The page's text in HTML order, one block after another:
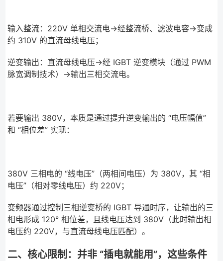
输入整流：220V 单相交流电→经整流桥、滤波电容→变成
约 310V 的直流母线电压；
逆变输出：直流母线电压→经 IGBT 逆变模块（通过 PWM
脉宽调制技术）→输出三相交流电。
若要输出 380V，本质是通过提升逆变输出的 “电压幅值”
和 “相位差” 实现：
380V 三相电的 “线电压”（两相间电压）为 380V，其 “相
电压”（相对零线电压）约 220V；
变频器通过控制三相逆变桥的 IGBT 导通时序，让输出的三
相电形成 120° 相位差，且线电压达到 380V（此时输出相
电压约 220V，与直流母线电压匹配）。
二、核心限制：并非 “插电就能用”，这些条件